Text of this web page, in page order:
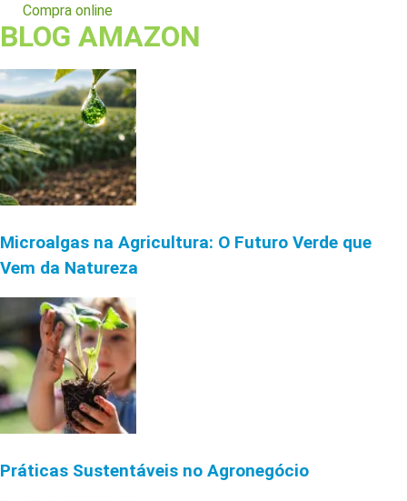
Compra online
BLOG AMAZON
Microalgas na Agricultura: O Futuro Verde que
Vem da Natureza
Práticas Sustentáveis no Agronegócio